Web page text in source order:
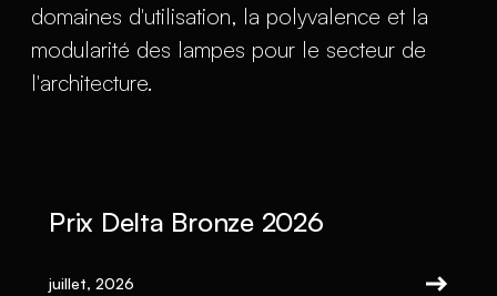
domaines d'utilisation, la polyvalence et la
modularité des lampes pour le secteur de
l'architecture.
Prix Delta Bronze 2026
juillet, 2026